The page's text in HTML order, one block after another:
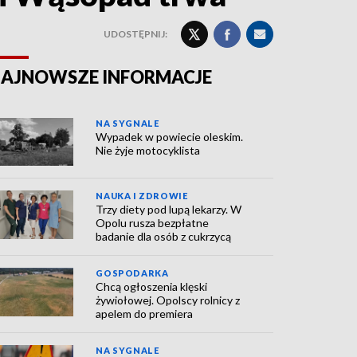
UDOSTĘPNIJ:
INFORMACJE
NA SYGNALE
Wypadek w powiecie oleskim.
Nie żyje motocyklista
NAUKA I ZDROWIE
Trzy diety pod lupą lekarzy. W
Opolu rusza bezpłatne
badanie dla osób z cukrzycą
GOSPODARKA
Chcą ogłoszenia klęski
żywiołowej. Opolscy rolnicy z
apelem do premiera
NA SYGNALE